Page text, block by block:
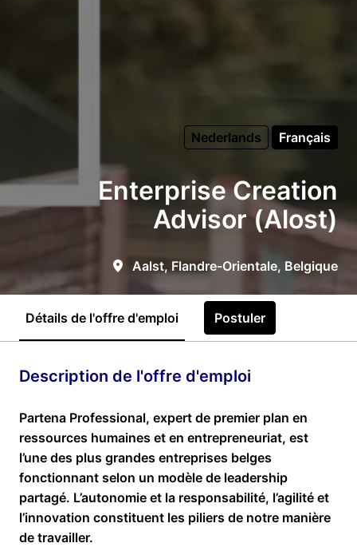
Nederlands Français
Enterprise Creation
Advisor (Alost)
Aalst, Flandre-Orientale, Belgique
Détails de l'offre d'emploi Postuler
Description de l'offre d'emploi
Partena Professional, expert de premier plan en
ressources humaines et en entrepreneuriat, est
l’une des plus grandes entreprises belges
fonctionnant selon un modèle de leadership
partagé. L’autonomie et la responsabilité, l’agilité et
l’innovation constituent les piliers de notre manière
de travailler.